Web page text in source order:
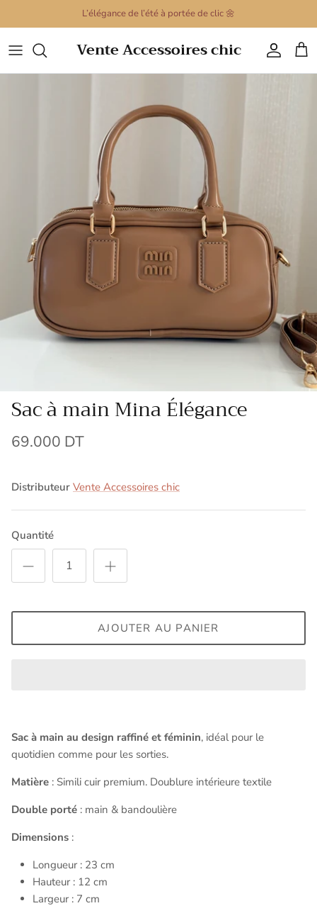
au
contenu
L’élégance de l’été à portée de clic 🌼
Vente Accessoires chic
Sacs à main
Porte clé
Barrettes Cheveux
Boucles d'oreilles
Montres pour femmes
Sac à main Mina Élégance
69.000 DT
Distributeur Vente Accessoires chic
Quantité
AJOUTER AU PANIER
Sac à main au design raffiné et féminin, idéal pour le
quotidien comme pour les sorties.
Matière : Simili cuir premium. Doublure intérieure textile
Double porté : main & bandoulière
Dimensions :
Longueur : 23 cm
Hauteur : 12 cm
Largeur : 7 cm